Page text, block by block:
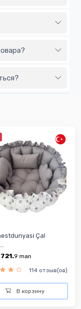
Çal
721.9 man
114 отзыв(ов)
В корзину